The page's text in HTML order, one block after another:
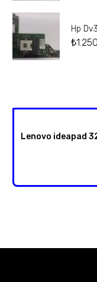
Hp
₺
Lenovo ideapad